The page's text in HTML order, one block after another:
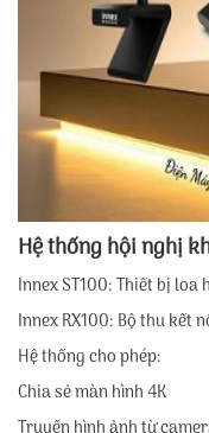
Hệ thống hội nghị
Innex ST100: Thiết bị
Innex RX100: Bộ thu kết
Hệ thống cho phép:
Chia sẻ màn hình 4K